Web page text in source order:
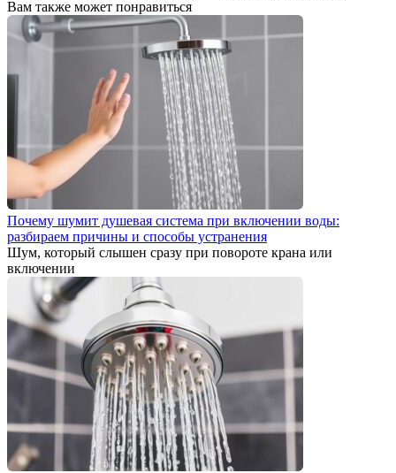
Вам также может понравиться
Почему шумит душевая система при включении воды:
разбираем причины и способы устранения
Шум, который слышен сразу при повороте крана или
включении